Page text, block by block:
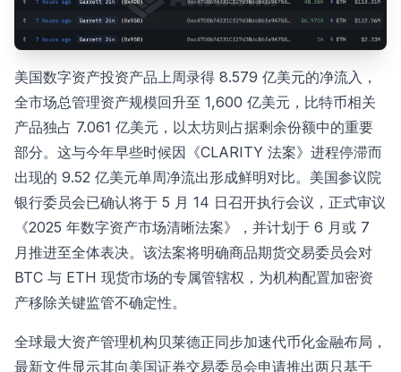
美国数字资产投资产品上周录得 8.579 亿美元的净流入，
全市场总管理资产规模回升至 1,600 亿美元，比特币相关
产品独占 7.061 亿美元，以太坊则占据剩余份额中的重要
部分。这与今年早些时候因《CLARITY 法案》进程停滞而
出现的 9.52 亿美元单周净流出形成鲜明对比。美国参议院
银行委员会已确认将于 5 月 14 日召开执行会议，正式审议
《2025 年数字资产市场清晰法案》，并计划于 6 月或 7
月推进至全体表决。该法案将明确商品期货交易委员会对
BTC 与 ETH 现货市场的专属管辖权，为机构配置加密资
产移除关键监管不确定性。
全球最大资产管理机构贝莱德正同步加速代币化金融布局，
最新文件显示其向美国证券交易委员会申请推出两只基于